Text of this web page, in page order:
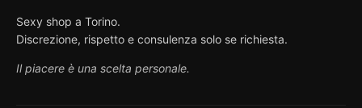
Sexy shop a Torino.
Discrezione, rispetto e consulenza solo se richiesta.
Il piacere è una scelta personale.